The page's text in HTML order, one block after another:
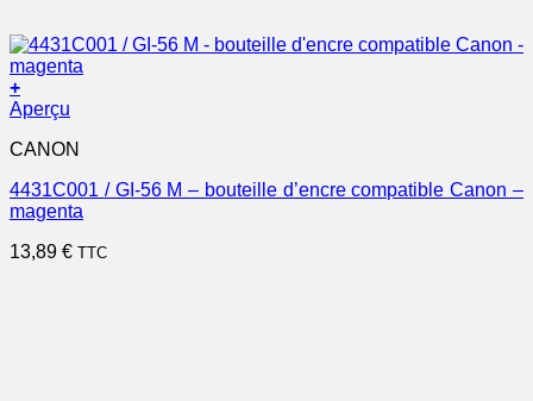
+
Aperçu
CANON
4431C001 / GI-56 M – bouteille d’encre compatible Canon –
magenta
13,89 € TTC